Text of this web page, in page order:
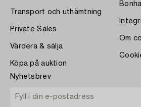
Transport och uthämtning
Private Sales
Värdera & sälja
Köpa på auktion
Om
Nyhetsbrev